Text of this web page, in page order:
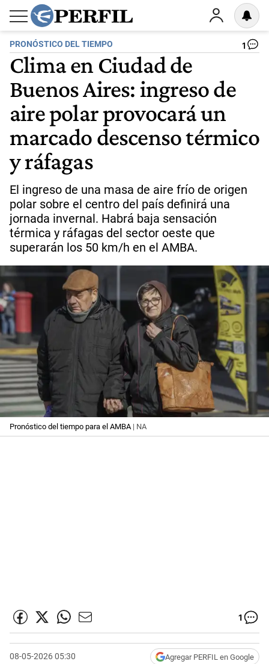
PRONÓSTICO DEL TIEMPO 1
Clima en Ciudad de
Buenos Aires: ingreso de
aire polar provocará un
marcado descenso térmico
y ráfagas
El ingreso de una masa de aire frío de origen
polar sobre el centro del país definirá una
jornada invernal. Habrá baja sensación
térmica y ráfagas del sector oeste que
superarán los 50 km/h en el AMBA.
Pronóstico del tiempo para el AMBA| NA
1
08-05-2026 05:30 Agregar PERFIL en Google